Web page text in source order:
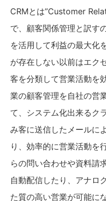
CRMとは”Customer
で、顧客関係管理と訳す
を活用して利益の最大化
が存在しない以前はエク
客を分類して営業活動を
業の顧客管理を自社の営
て、システム化出来るク
み客に送信したメールに
り、効率的に営業活動を
らの問い合わせや資料請
自動配信したり、アナロ
た質の高い営業が可能に